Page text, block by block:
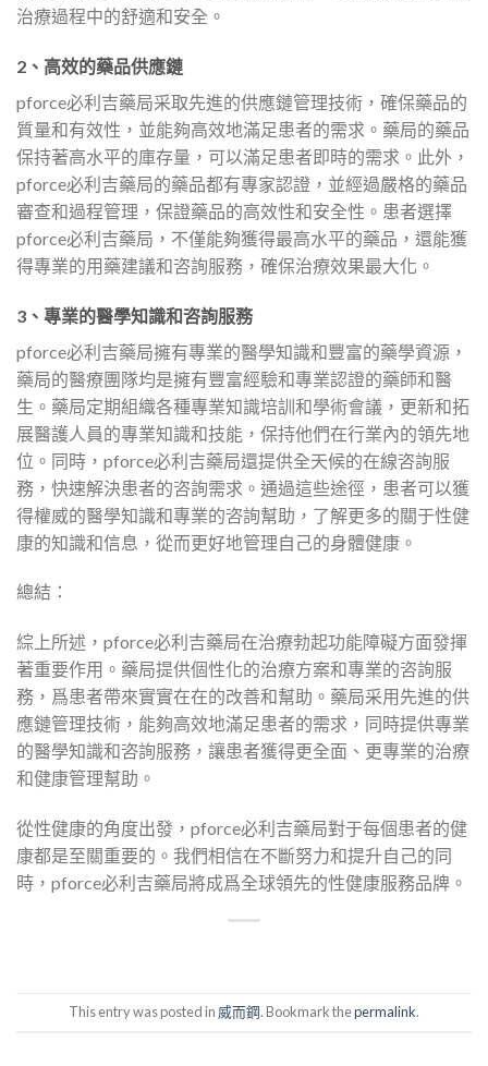
治療過程中的舒適和安全。
2、高效的藥品供應鏈
pforce必利吉藥局采取先進的供應鏈管理技術，確保藥品的
質量和有效性，並能夠高效地滿足患者的需求。藥局的藥品
保持著高水平的庫存量，可以滿足患者即時的需求。此外，
pforce必利吉藥局的藥品都有專家認證，並經過嚴格的藥品
審查和過程管理，保證藥品的高效性和安全性。患者選擇
pforce必利吉藥局，不僅能夠獲得最高水平的藥品，還能獲
得專業的用藥建議和咨詢服務，確保治療效果最大化。
3、專業的醫學知識和咨詢服務
pforce必利吉藥局擁有專業的醫學知識和豐富的藥學資源，
藥局的醫療團隊均是擁有豐富經驗和專業認證的藥師和醫
生。藥局定期組織各種專業知識培訓和學術會議，更新和拓
展醫護人員的專業知識和技能，保持他們在行業內的領先地
位。同時，pforce必利吉藥局還提供全天候的在線咨詢服
務，快速解決患者的咨詢需求。通過這些途徑，患者可以獲
得權威的醫學知識和專業的咨詢幫助，了解更多的關于性健
康的知識和信息，從而更好地管理自己的身體健康。
總結：
綜上所述，pforce必利吉藥局在治療勃起功能障礙方面發揮
著重要作用。藥局提供個性化的治療方案和專業的咨詢服
務，爲患者帶來實實在在的改善和幫助。藥局采用先進的供
應鏈管理技術，能夠高效地滿足患者的需求，同時提供專業
的醫學知識和咨詢服務，讓患者獲得更全面、更專業的治療
和健康管理幫助。
從性健康的角度出發，pforce必利吉藥局對于每個患者的健
康都是至關重要的。我們相信在不斷努力和提升自己的同
時，pforce必利吉藥局將成爲全球領先的性健康服務品牌。
This entry was posted in 威而鋼. Bookmark thepermalink.